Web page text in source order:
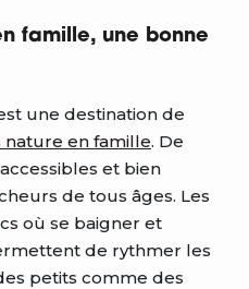
famille, une bonne
une destination de
nature en famille. De
et bien
de tous âges. Les
où se baigner et
de rythmer les
petits comme des